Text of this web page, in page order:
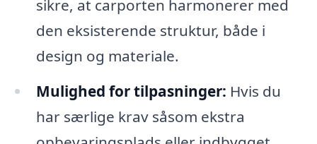
sikre, at carporten harmonerer med
den eksisterende struktur, både i
design og materiale.
Mulighed for tilpasninger: Hvis du
har særlige krav såsom ekstra